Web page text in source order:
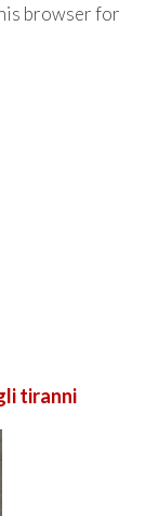
browser for
tiranni